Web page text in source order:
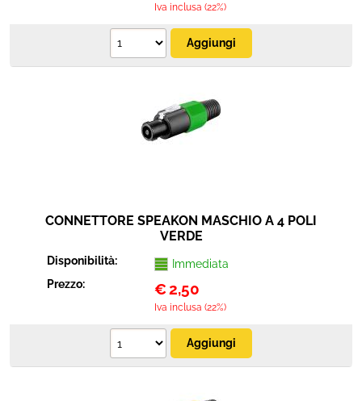
Iva inclusa (22%)
CONNETTORE SPEAKON MASCHIO A 4 POLI
VERDE
Disponibilità:
Immediata
Prezzo:
€2,50
Iva inclusa (22%)